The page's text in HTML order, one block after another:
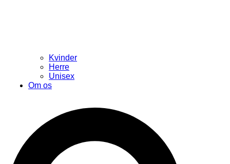
Kvinder
Herre
Unisex
Om os